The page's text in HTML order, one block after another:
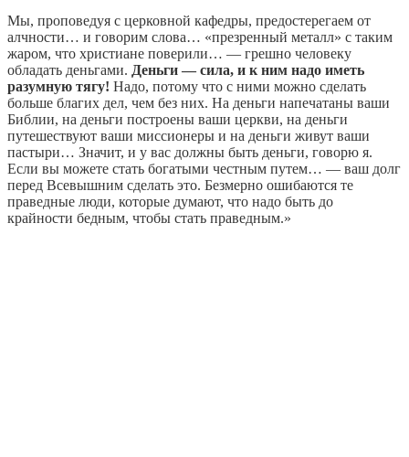
Мы, проповедуя с церковной кафедры, предостерегаем от
алчности… и говорим слова… «презренный металл» с таким
жаром, что христиане поверили… — грешно человеку
обладать деньгами. Деньги — сила, и к ним надо иметь
разумную тягу! Надо, потому что с ними можно сделать
больше благих дел, чем без них. На деньги напечатаны ваши
Библии, на деньги построены ваши церкви, на деньги
путешествуют ваши миссионеры и на деньги живут ваши
пастыри… Значит, и у вас должны быть деньги, говорю я.
Если вы можете стать богатыми честным путем… — ваш долг
перед Всевышним сделать это. Безмерно ошибаются те
праведные люди, которые думают, что надо быть до
крайности бедным, чтобы стать праведным.»